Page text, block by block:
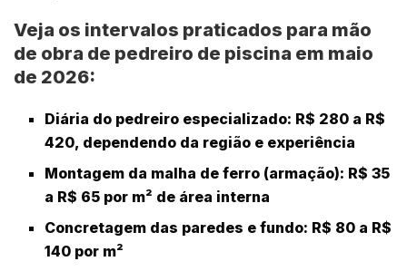
Veja os intervalos praticados para mão
de obra de pedreiro de piscina em maio
de 2026:
Diária do pedreiro especializado: R$ 280 a R$
420, dependendo da região e experiência
Montagem da malha de ferro (armação): R$ 35
a R$ 65 por m² de área interna
Concretagem das paredes e fundo: R$ 80 a R$
140 por m²